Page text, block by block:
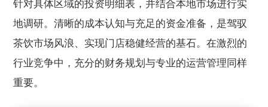
针对具体区域的投资明细表，并结合本地市场进行实
地调研。清晰的成本认知与充足的资金准备，是驾驭
茶饮市场风浪、实现门店稳健经营的基石。在激烈的
行业竞争中，充分的财务规划与专业的运营管理同样
重要。